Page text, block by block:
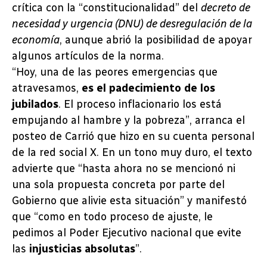
crítica con la “constitucionalidad” del decreto de
necesidad y urgencia (DNU) de desregulación de la
economía, aunque abrió la posibilidad de apoyar
algunos artículos de la norma.
“Hoy, una de las peores emergencias que
atravesamos, es el padecimiento de los
jubilados. El proceso inflacionario los está
empujando al hambre y la pobreza”, arranca el
posteo de Carrió que hizo en su cuenta personal
de la red social X. En un tono muy duro, el texto
advierte que “hasta ahora no se mencionó ni
una sola propuesta concreta por parte del
Gobierno que alivie esta situación” y manifestó
que “como en todo proceso de ajuste, le
pedimos al Poder Ejecutivo nacional que evite
las injusticias absolutas”.